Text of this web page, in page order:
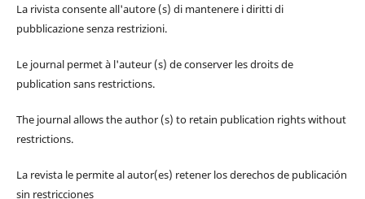
La rivista consente all'autore (s) di mantenere i diritti di
pubblicazione senza restrizioni.
Le journal permet à l'auteur (s) de conserver les droits de
publication sans restrictions.
The journal allows the author (s) to retain publication rights without
restrictions.
La revista le permite al autor(es) retener los derechos de publicación
sin restricciones